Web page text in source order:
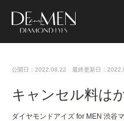
公開日：2022.08.22 最終更新日：
キャンセル料は
ダイヤモンドアイズ for MEN 渋谷